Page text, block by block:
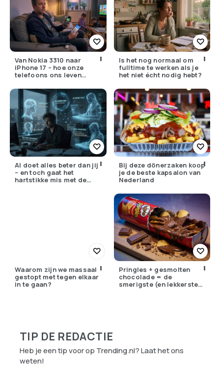
Van Nokia 3310 naar
iPhone 17 – hoe onze
telefoons ons leven
Is het nog normaal om
fulltime te werken als je
het niet écht nodig hebt?
AI doet alles beter dan jij
– en toch gaat het
hartstikke mis met de
Bij deze dönerzaken koop
je de beste kapsalon van
Nederland
Waarom zijn we massaal
gestopt met tegen elkaar
in te gaan?
Pringles + gesmolten
chocolade = de
smerigste (en lekkerste)
TIP DE REDACTIE
Heb je een tip voor op Trending.nl? Laat het ons
weten!